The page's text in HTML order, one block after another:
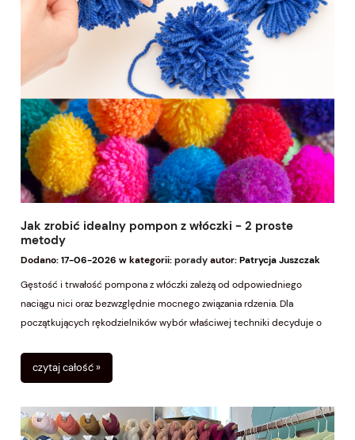
Jak zrobić idealny pompon z włóczki - 2 proste
metody
Dodano:17-06-2026 w kategorii:poradyautor:Patrycja Juszczak
Gęstość i trwałość pompona z włóczki zależą od odpowiedniego
naciągu nici oraz bezwzględnie mocnego związania rdzenia. Dla
początkujących rękodzielników wybór właściwej techniki decyduje o
Sprawdź, jak stworzyć idealny, puchaty dodatek do czapek i szalików,
korzystając z domowego kartonika lub profesjonalnego przyrządu.
czytaj całość »